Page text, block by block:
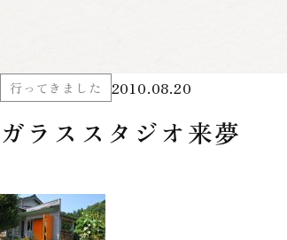
行ってきました 2010.08.20
ガラススタジオ来夢